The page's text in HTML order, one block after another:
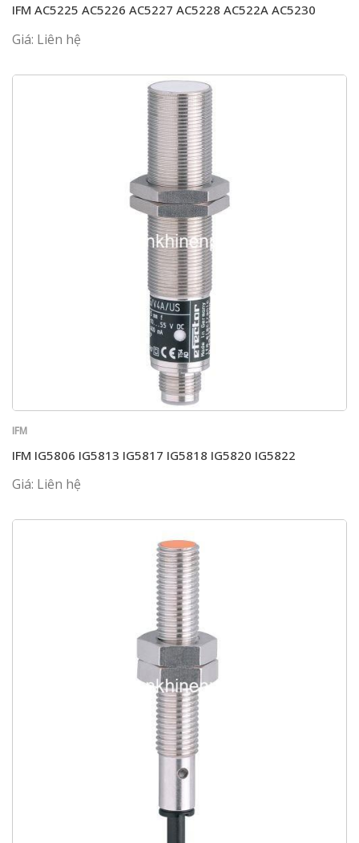
IFM AC5225 AC5226 AC5227 AC5228 AC522A AC5230
Giá: Liên hệ
IFM
IFM IG5806 IG5813 IG5817 IG5818 IG5820 IG5822
Giá: Liên hệ